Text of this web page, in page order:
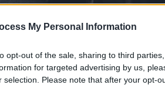
My Personal Information
opt-out of the sale, sharing to third
for targeted advertising by us,
selection. Please note that after your opt-